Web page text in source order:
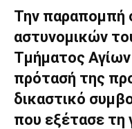
Την παραπομπή
αστυνομικών
Τμήματος
πρότασή της
δικαστικό
που εξέτασε τη